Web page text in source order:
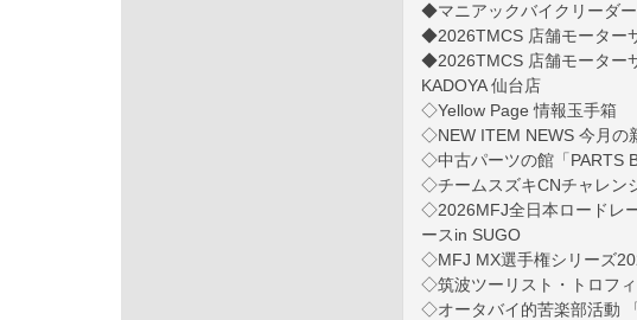
◆マニアックバイクリーダー
◆2026TMCS 店舗モーター
◆2026TMCS 店舗モーター
KADOYA 仙台店
◇Yellow Page 情報玉手箱
◇NEW ITEM NEWS 今月の
◇中古パーツの館「PARTS
◇チームスズキCNチャレン
◇2026MFJ全日本ロードレ
ースin SUGO
◇MFJ MX選手権シリーズ
◇筑波ツーリスト・トロフィ
◇オータバイ的苦楽部活動